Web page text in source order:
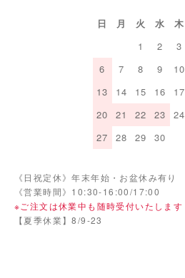
日 月 火 水 木
1
2 3
6
7 8 9 10
13
14 15 16 17
20
21 22 23 24
27
28 29 30
《日祝定休》年末年始・お盆休み有り
《営業時間》10:30-16:00/17:00
※ご注文は休業中も随時受付いたします
【夏季休業】8/9-23